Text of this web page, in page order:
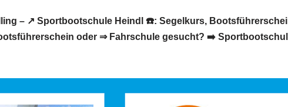
– ↗️ Sportbootschule Heindl ☎️: Segelkurs,
oder ⇒ Fahrschule gesucht? ➡️